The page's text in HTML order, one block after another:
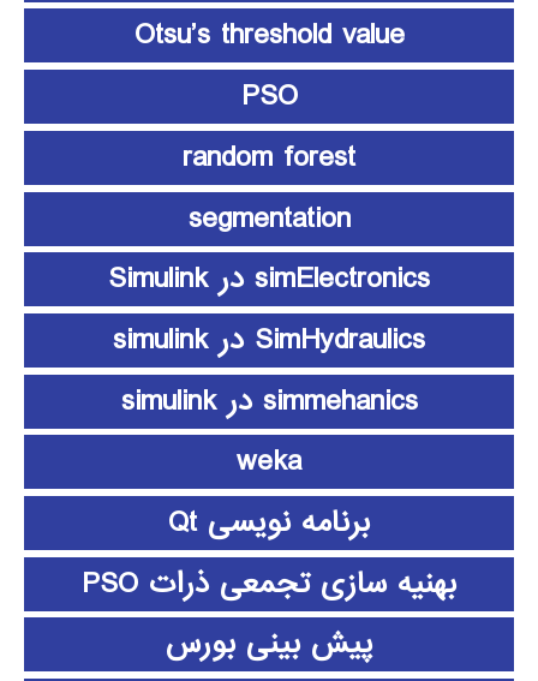
Otsu’s threshold value
PSO
random forest
segmentation
simElectronics در Simulink
SimHydraulics در simulink
simmehanics در simulink
weka
برنامه نویسی Qt
بهنیه سازی تجمعی ذرات PSO
پیش بینی بورس